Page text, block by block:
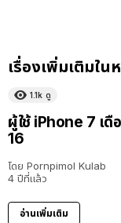
เรื่องเพิ่มเติมใน
1.1k ดู
ผู้ใช้ iPhone 7 เดื
16
โดย Pornpimol Kulab
4 ปีที่แล้ว
อ่านเพิ่มเติม